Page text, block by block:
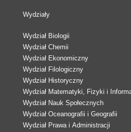
Wydziały
Wydział Biologii
Wydział Chemii
Wydział Ekonomiczny
Wydział Filologiczny
Wydział Historyczny
Wydział Matematyki, Fizyki i
Wydział Nauk Społecznych
Wydział Oceanografii i Geografii
Wydział Prawa i Administracji